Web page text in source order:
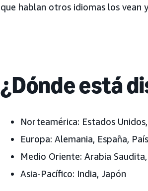
que hablan otros idiomas los vean
¿Dónde está
Norteamérica: Estados Unidos
Europa: Alemania, España,
Medio Oriente: Arabia
Asia-Pacífico: India, Japón